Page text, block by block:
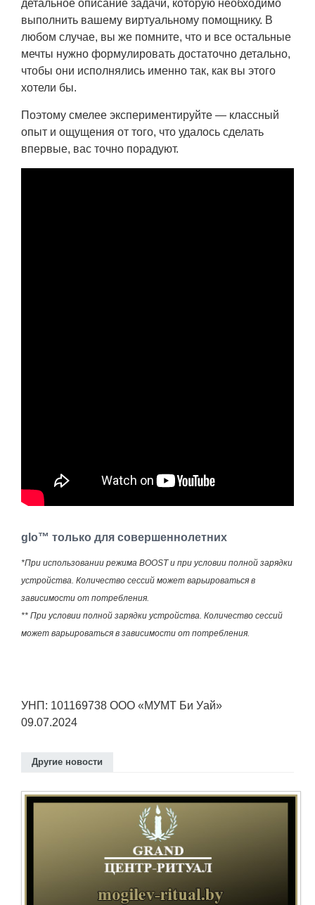
детальное описание задачи, которую необходимо
выполнить вашему виртуальному помощнику. В
любом случае, вы же помните, что и все остальные
мечты нужно формулировать достаточно детально,
чтобы они исполнялись именно так, как вы этого
хотели бы.
Поэтому смелее экспериментируйте — классный
опыт и ощущения от того, что удалось сделать
впервые, вас точно порадуют.
glo™ только для совершеннолетних
*При использовании режима BOOST и при условии полной зарядки
устройства. Количество сессий может варьироваться в
зависимости от потребления.
** При условии полной зарядки устройства. Количество сессий
может варьироваться в зависимости от потребления.
УНП: 101169738 ООО «МУМТ Би Уай»
09.07.2024
Другие новости